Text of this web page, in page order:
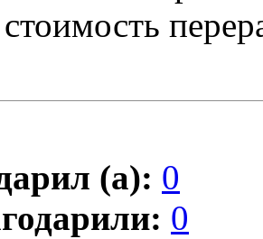
(а): 0
0